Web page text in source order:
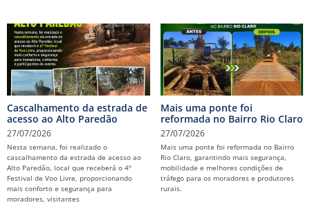
Cascalhamento da estrada de
acesso ao Alto Paredão
27/07/2026
Nesta semana, foi realizado o
cascalhamento da estrada de acesso ao
Alto Paredão, local que receberá o 4º
Festival de Voo Livre, proporcionando
mais conforto e segurança para
moradores, visitantes
Mais uma ponte foi
reformada no Bairro Rio Claro
27/07/2026
Mais uma ponte foi reformada no Bairro
Rio Claro, garantindo mais segurança,
mobilidade e melhores condições de
tráfego para os moradores e produtores
rurais.